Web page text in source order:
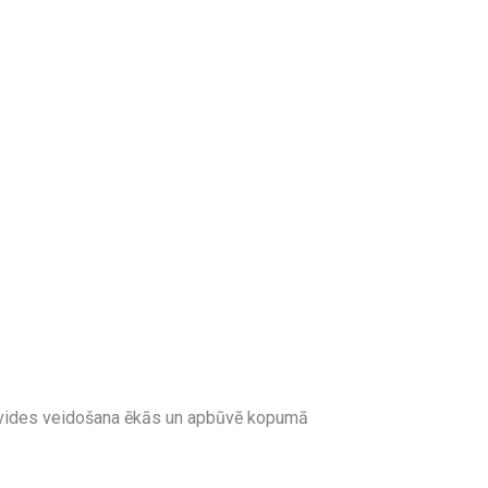
veidošana ēkās un apbūvē kopumā